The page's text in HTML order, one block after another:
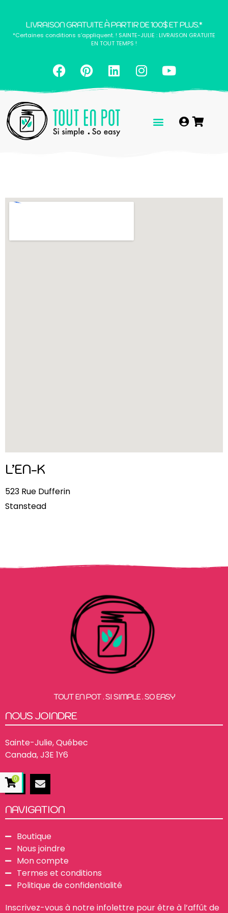
0
LIVRAISON GRATUITE À PARTIR DE 100$ ET PLUS.*
*Certaines conditions s’appliquent. ! SAINTE-JULIE : LIVRAISON GRATUITE
EN TOUT TEMPS !
L’EN-K
523 Rue Dufferin
Stanstead
TOUT EN POT . SI SIMPLE . SO EASY
NOUS JOINDRE
Sainte-Julie, Québec
Canada, J3E 1Y6
NAVIGATION
Boutique
Nous joindre
Mon compte
Termes et conditions
Politique de confidentialité
Inscrivez-vous à notre infolettre pour être à l’affût de